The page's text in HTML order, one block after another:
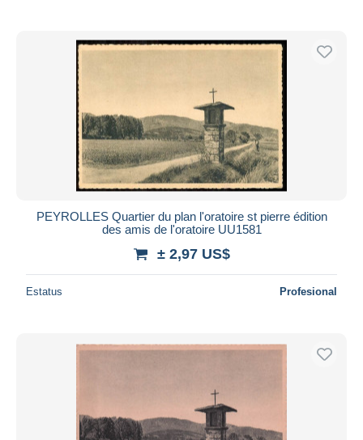
PEYROLLES Quartier du plan l'oratoire st pierre édition
des amis de l'oratoire UU1581
± 2,97 US$
Estatus Profesional